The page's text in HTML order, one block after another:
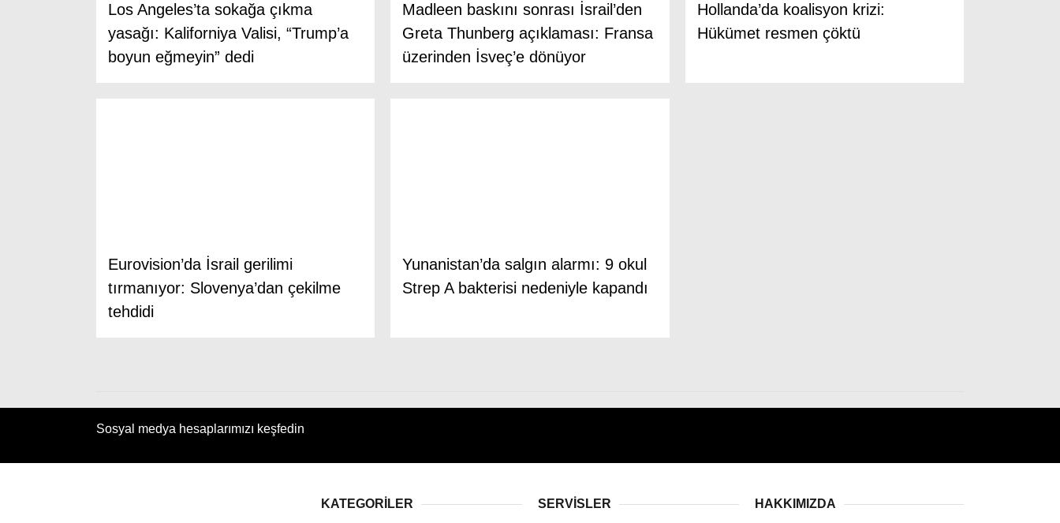
Los Angeles’ta sokağa çıkma
yasağı: Kaliforniya Valisi, “Trump’a
boyun eğmeyin” dedi
Madleen baskını sonrası İsrail’den
Greta Thunberg açıklaması: Fransa
üzerinden İsveç’e dönüyor
Hollanda’da koalisyon krizi:
Hükümet resmen çöktü
Eurovision’da İsrail gerilimi
tırmanıyor: Slovenya’dan çekilme
tehdidi
Yunanistan’da salgın alarmı: 9 okul
Strep A bakterisi nedeniyle kapandı
Sosyal medya hesaplarımızı keşfedin
KATEGORİLER SERVİSLER HAKKIMIZDA